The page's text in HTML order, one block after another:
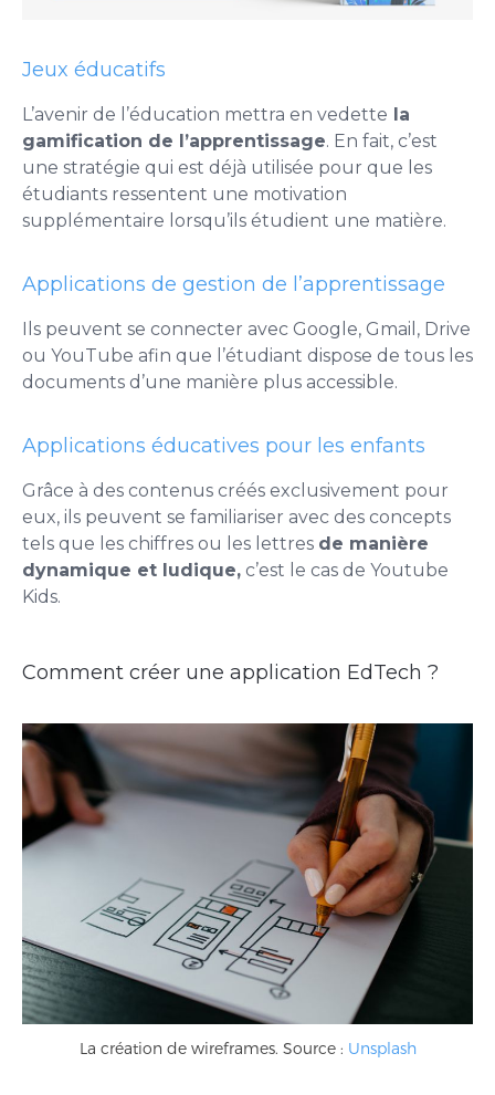
Jeux éducatifs
L’avenir de l’éducation mettra en vedette la
gamification de l’apprentissage. En fait, c’est
une stratégie qui est déjà utilisée pour que les
étudiants ressentent une motivation
supplémentaire lorsqu’ils étudient une matière.
Applications de gestion de l’apprentissage
Ils peuvent se connecter avec Google, Gmail, Drive
ou YouTube afin que l’étudiant dispose de tous les
documents d’une manière plus accessible.
Applications éducatives pour les enfants
Grâce à des contenus créés exclusivement pour
eux, ils peuvent se familiariser avec des concepts
tels que les chiffres ou les lettres de manière
dynamique et ludique, c’est le cas de Youtube
Kids.
Comment créer une application EdTech ?
La création de wireframes. Source : Unsplash